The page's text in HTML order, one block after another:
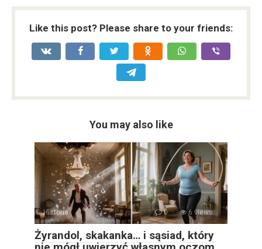
Like this post? Please share to your friends:
You may also like
Historia 0 6 views
Żyrandol, skakanka… i sąsiad, który